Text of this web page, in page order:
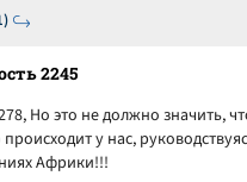
2245
Но это не должно значить,
происходит у нас,
Африки!!!